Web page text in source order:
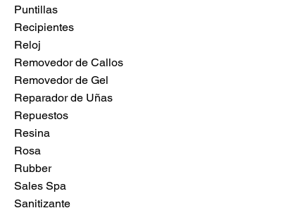
Puntillas
Recipientes
Reloj
Removedor de Callos
Removedor de Gel
Reparador de Uñas
Repuestos
Resina
Rosa
Rubber
Sales Spa
Sanitizante